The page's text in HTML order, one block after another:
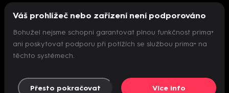
Nepodařilo se inicializovat přehrávač
Váš prohlížeč nebo zařízení není podporováno
Bohužel nejsme schopni garantovat plnou funkčnost prima+
ani poskytovat podporu při potížích se službou prima+ na
těchto systémech.
Přesto pokračovat Více info